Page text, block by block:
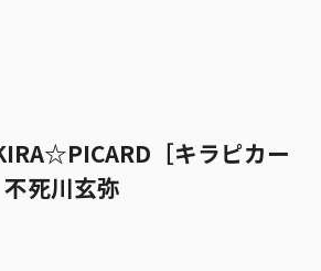
［キラピカー
死川玄弥